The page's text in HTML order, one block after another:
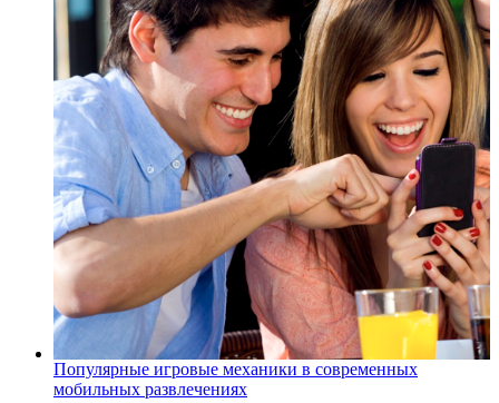
Популярные игровые механики в современных
мобильных развлечениях